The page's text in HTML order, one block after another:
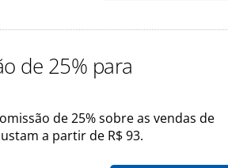
de 25% para
de 25% sobre as vendas de
a partir de R$ 93.